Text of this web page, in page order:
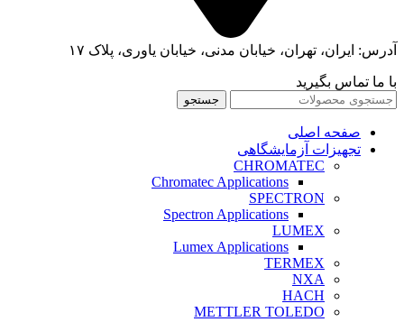
آدرس: ایران، تهران، خیابان مدنی، خیابان یاوری، پلاک ۱۷
با ما تماس بگیرید
جستجو
صفحه اصلی
تجهیزات آزمایشگاهی
CHROMATEC
Chromatec Applications
SPECTRON
Spectron Applications
LUMEX
Lumex Applications
TERMEX
NXA
HACH
METTLER TOLEDO